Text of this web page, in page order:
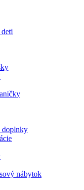
doplnky
nábytok